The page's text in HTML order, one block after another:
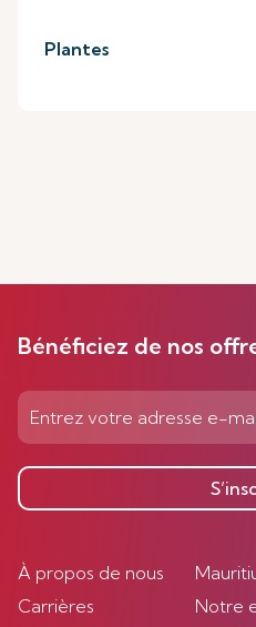
Plantes
Bénéficiez de nos
À propos de nous
Carrières
Notre